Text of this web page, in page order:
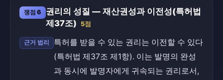
쟁점 6
권리의 성질 — 재산권성과 이전성(특허법
제37조) 5점
근거 법리
특허를 받을 수 있는 권리는 이전할 수 있다
(특허법 제37조 제1항). 이는 발명의 완성
과 동시에 발명자에게 귀속되는 권리로서,